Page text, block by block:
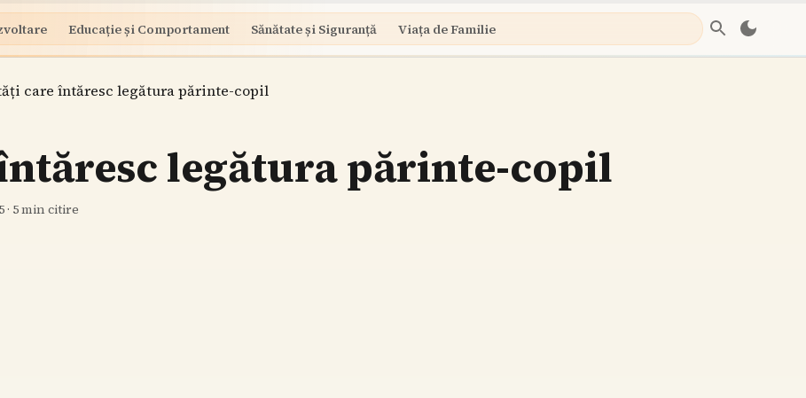
Educație și Comportament Sănătate și Siguranță Viața de Familie
care întăresc legătura părinte-copil
legătura părinte-copil
· 5min citire